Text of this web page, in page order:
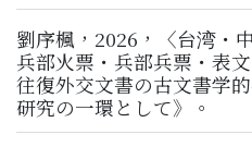
劉序楓，2026，〈台湾・
兵部火票・兵部兵票・表
往復外交文書の古文書学
研究の一環として》。